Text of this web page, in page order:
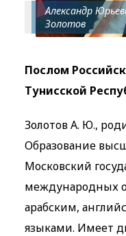
Александр
Золотов
Послом
Тунисской
Золотов А. Ю.,
Образование
Московский
международных
арабским,
языками. Имеет